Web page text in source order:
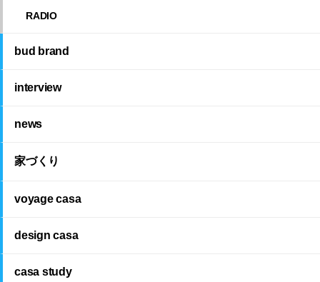
RADIO
bud brand
interview
news
家づくり
voyage casa
design casa
casa study